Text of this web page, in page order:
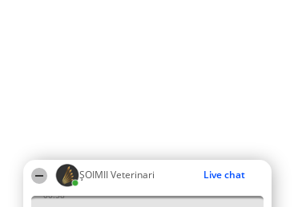
ȘOIMII Veterinari Live chat
00:58